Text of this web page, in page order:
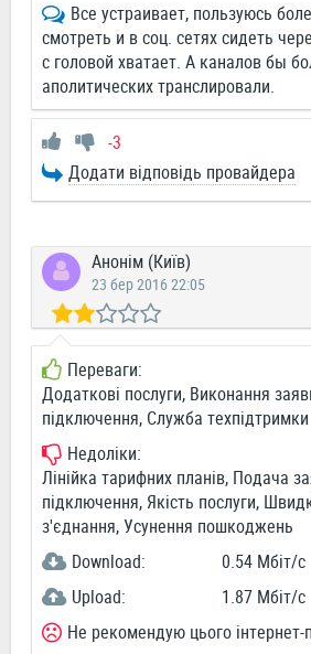
Все устраивает, пользуюсь
смотреть и в соц. сетях сидеть
с головой хватает. А каналов бы
аполитических транслировали.
-3
Додати відповідь провайдера
Анонім (Київ)
23 бер 2016 22:05
Переваги:
Додаткові послуги, Виконання
підключення, Служба техпідтримки
Недоліки:
Лінійка тарифних планів, Подача
підключення, Якість послуги,
з'єднання, Усунення пошкоджень
Download:
0.54 Мбіт/c
Upload:
1.87 Мбіт/c
Не рекомендую цього